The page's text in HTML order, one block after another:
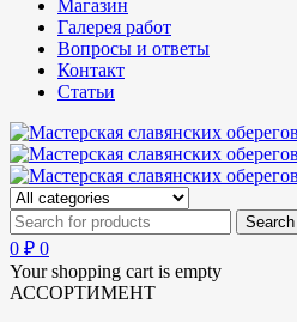
Магазин
Галерея работ
Вопросы и ответы
Контакт
Статьи
0 ₽ 0
Your shopping cart is empty
АССОРТИМЕНТ